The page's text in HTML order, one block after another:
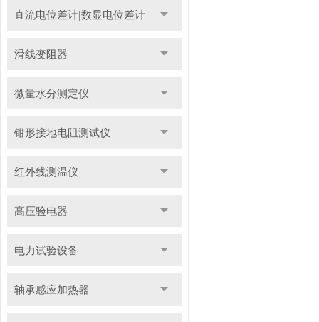
直流电位差计|数显电位差计
滑线变阻器
微量水分测定仪
钳形接地电阻测试仪
红外线测温仪
高压验电器
电力试验设备
轴承感应加热器